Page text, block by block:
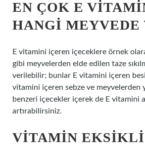
EN ÇOK E
HANGI MEYVEDE
E vitamini içeren içeceklere örnek
gibi meyvelerden elde edilen taze
verilebilir; bunlar E vitamini içeren
vitamini içeren sebze ve meyvelerden
benzeri içecekler içerek de E vitamini
artırabilirsiniz.
VITAMIN